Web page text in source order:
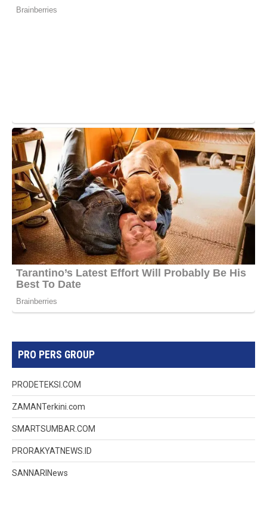
PRO PERS GROUP
PRODETEKSI.COM
ZAMANTerkini.com
SMARTSUMBAR.COM
PRORAKYATNEWS.ID
SANNARINews